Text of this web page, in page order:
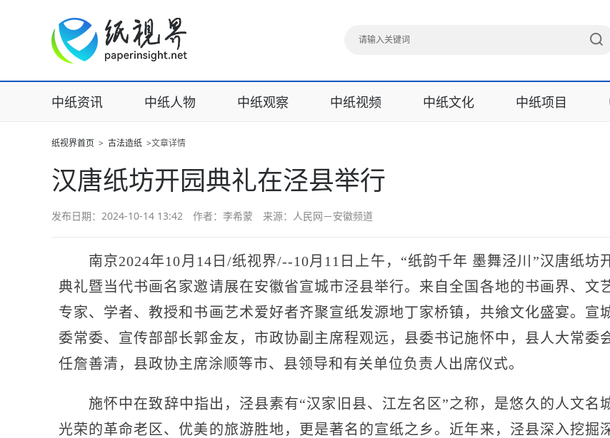
中纸资讯 中纸人物 中纸观察 中纸视频 中纸文化 中纸项目
纸视界首页 > 古法造纸 >文章详情
汉唐纸坊开园典礼在泾县举行
发布日期：2024-10-14 13:42 作者：李希蒙 来源：人民网－安徽频道
南京2024年10月14日/纸视界/--10月11日上午，“纸韵千年 墨舞泾川”汉唐纸坊
典礼暨当代书画名家邀请展在安徽省宣城市泾县举行。来自全国各地的书画界、文
专家、学者、教授和书画艺术爱好者齐聚宣纸发源地丁家桥镇，共飨文化盛宴。宣
委常委、宣传部部长郭金友，市政协副主席程观远，县委书记施怀中，县人大常委
任詹善清，县政协主席涂顺等市、县领导和有关单位负责人出席仪式。
施怀中在致辞中指出，泾县素有“汉家旧县、江左名区”之称，是悠久的人文名城
光荣的革命老区、优美的旅游胜地，更是著名的宣纸之乡。近年来，泾县深入挖掘